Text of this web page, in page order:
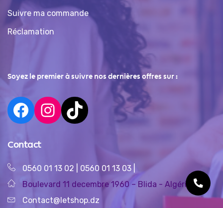
Suivre ma commande
Réclamation
Soyez le premier à suivre nos dernières offres sur :
Contact
0560 01 13 02 0560 01 13 03
Boulevard 11 decembre 1960 – Blida - Algérie
Contact@letshop.dz